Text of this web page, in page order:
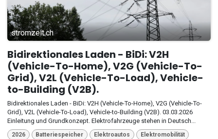
stromzeit.ch
Bidirektionales Laden - BiDi: V2H
(Vehicle-To-Home), V2G (Vehicle-To-
Grid), V2L (Vehicle-To-Load), Vehicle-
to-Building (V2B).
Bidirektionales Laden - BiDi: V2H (Vehicle-To-Home), V2G (Vehicle-To-
Grid), V2L (Vehicle-To-Load), Vehicle-to-Building (V2B). 03.03.2026
Einleitung und Grundkonzept. Elektrofahrzeuge stehen in Deutsch...
2026 Batteriespeicher Elektroautos Elektromobilität